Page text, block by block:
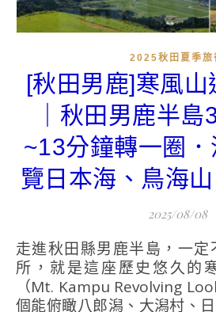
2025秋田夏季旅
[秋田男鹿]寒風山
｜秋田男鹿半
~13分鐘轉一圈
覽日本海、鳥海山
2025/08/08
走進秋田縣男鹿半島，一定不能錯過的觀景名
所，就是這座歷史悠久的
（Mt. Kampu Revolving
個能俯瞰八郎潟、大潟村、